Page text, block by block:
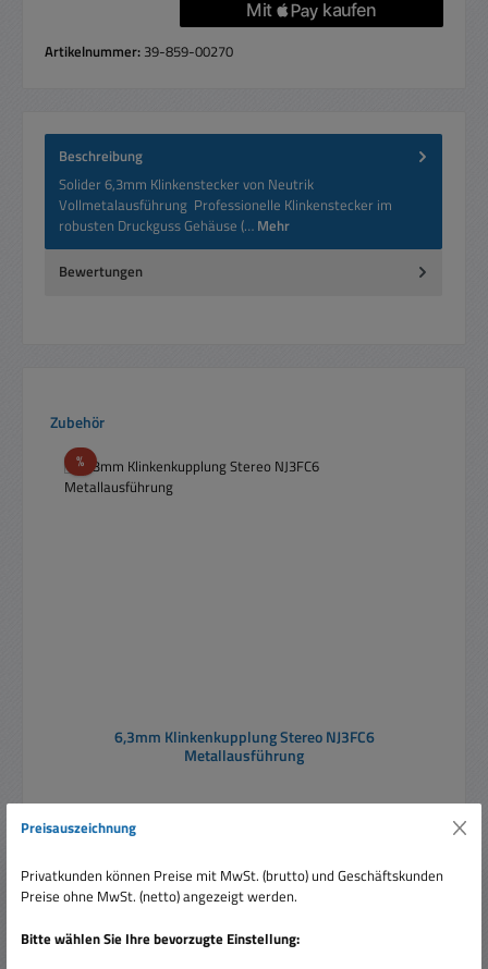
Artikelnummer: 39-859-00270
Beschreibung
Solider 6,3mm Klinkenstecker von Neutrik
Vollmetalausführung Professionelle Klinkenstecker im
robusten Druckguss Gehäuse (… Mehr
Bewertungen
Produktgalerie überspringen
Zubehör
%Rabatt
6,3mm Klinkenkupplung Stereo NJ3FC6
Metallausführung
Verkaufspreis:
11,75 € (28.09% gespart)
Preise inkl. MwSt. zzgl. Versandkosten
Preisauszeichnung
Privatkunden können Preise mit MwSt. (brutto) und Geschäftskunden
Preise ohne MwSt. (netto) angezeigt werden.
Bitte wählen Sie Ihre bevorzugte Einstellung: